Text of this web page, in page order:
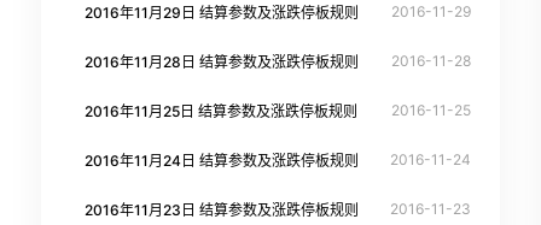
2016年11月29日 结算参数及涨跌停板规则 2016-11-29
2016年11月28日 结算参数及涨跌停板规则 2016-11-28
2016年11月25日 结算参数及涨跌停板规则 2016-11-25
2016年11月24日 结算参数及涨跌停板规则 2016-11-24
2016年11月23日 结算参数及涨跌停板规则 2016-11-23